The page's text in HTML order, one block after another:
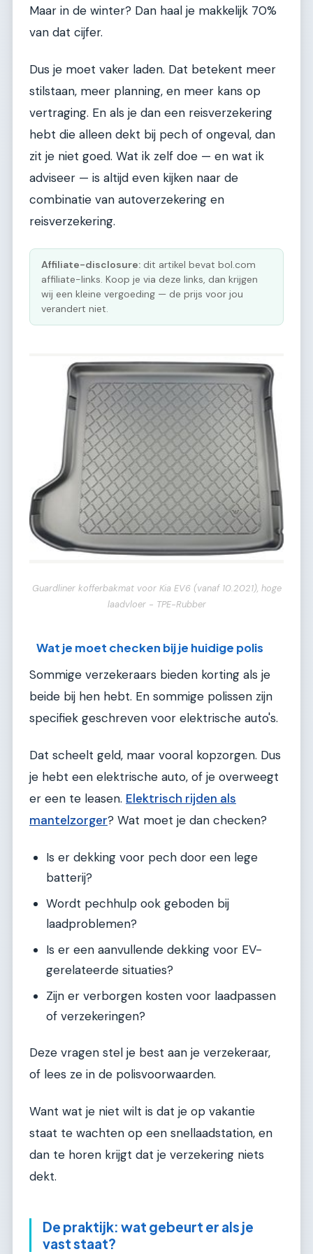
Maar in de winter? Dan haal je makkelijk 70%
van dat cijfer.
Dus je moet vaker laden. Dat betekent meer
stilstaan, meer planning, en meer kans op
vertraging. En als je dan een reisverzekering
hebt die alleen dekt bij pech of ongeval, dan
zit je niet goed. Wat ik zelf doe — en wat ik
adviseer — is altijd even kijken naar de
combinatie van autoverzekering en
reisverzekering.
Affiliate-disclosure: dit artikel bevat bol.com
affiliate-links. Koop je via deze links, dan krijgen
wij een kleine vergoeding — de prijs voor jou
verandert niet.
Guardliner kofferbakmat voor Kia EV6 (vanaf 10.2021), hoge
laadvloer - TPE-Rubber
Wat je moet checken bij je huidige polis
Sommige verzekeraars bieden korting als je
beide bij hen hebt. En sommige polissen zijn
specifiek geschreven voor elektrische auto's.
Dat scheelt geld, maar vooral kopzorgen. Dus
je hebt een elektrische auto, of je overweegt
er een te leasen. Elektrisch rijden als
mantelzorger? Wat moet je dan checken?
Is er dekking voor pech door een lege
batterij?
Wordt pechhulp ook geboden bij
laadproblemen?
Is er een aanvullende dekking voor EV-
gerelateerde situaties?
Zijn er verborgen kosten voor laadpassen
of verzekeringen?
Deze vragen stel je best aan je verzekeraar,
of lees ze in de polisvoorwaarden.
Want wat je niet wilt is dat je op vakantie
staat te wachten op een snellaadstation, en
dan te horen krijgt dat je verzekering niets
dekt.
De praktijk: wat gebeurt er als je
vast staat?